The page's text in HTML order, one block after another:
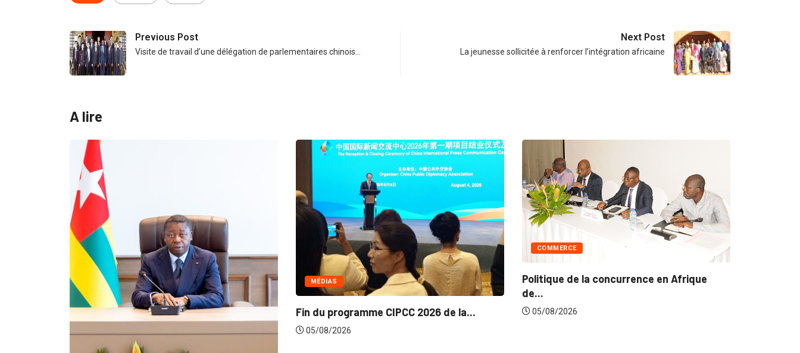
Previous Post
Visite de travail d’une délégation de parlementaires chinois…
Next Post
La jeunesse sollicitée à renforcer l’intégration africaine
A lire
MÉDIAS
Fin du programme CIPCC 2026 de la...
COMMERCE
Politique de la concurrence en Afrique
de...
05/08/2026